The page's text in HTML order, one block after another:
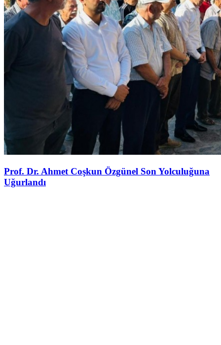
Prof. Dr. Ahmet Coşkun Özgünel Son Yolculuğuna
Uğurlandı